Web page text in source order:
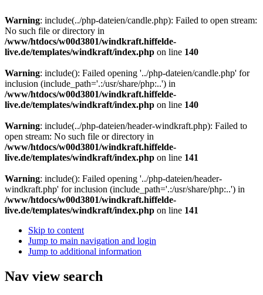
Warning: include(../php-dateien/candle.php): Failed to open stream:
No such file or directory in
/www/htdocs/w00d3801/windkraft.hiffelde-
live.de/templates/windkraft/index.php on line 140
Warning: include(): Failed opening '../php-dateien/candle.php' for
inclusion (include_path='.:/usr/share/php:..') in
/www/htdocs/w00d3801/windkraft.hiffelde-
live.de/templates/windkraft/index.php on line 140
Warning: include(../php-dateien/header-windkraft.php): Failed to
open stream: No such file or directory in
/www/htdocs/w00d3801/windkraft.hiffelde-
live.de/templates/windkraft/index.php on line 141
Warning: include(): Failed opening '../php-dateien/header-
windkraft.php' for inclusion (include_path='.:/usr/share/php:..') in
/www/htdocs/w00d3801/windkraft.hiffelde-
live.de/templates/windkraft/index.php on line 141
Skip to content
Jump to main navigation and login
Jump to additional information
Nav view search